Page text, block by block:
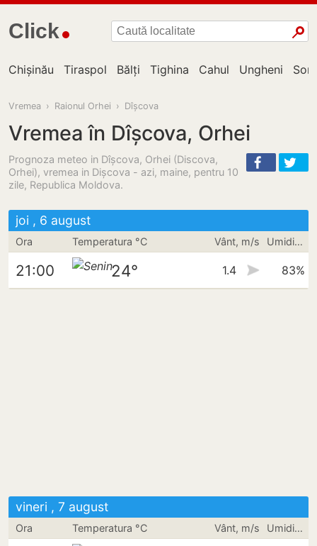
Click
Chișinău Tiraspol Bălți Tighina Cahul Ungheni
Vremea › Raionul Orhei › Dîșcova
Vremea în Dîșcova, Orhei
Prognoza meteo in Dîșcova, Orhei (Discova,
Orhei), vremea in Dişcova - azi, maine, pentru 10
zile, Republica Moldova.
joi , 6 august
Ora Temperatura °C Vânt, m/s Umiditate
21:00 24° 1.4 83%
vineri , 7 august
Ora Temperatura °C Vânt, m/s Umiditate